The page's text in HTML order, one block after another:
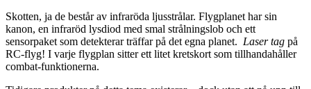
Skotten, ja de består av infraröda ljusstrålar. Flygplanet har sin
kanon, en infraröd lysdiod med smal strålningslob och ett
sensorpaket som detekterar träffar på det egna planet. Laser tag på
RC-flyg! I varje flygplan sitter ett litet kretskort som tillhandahåller
combat-funktionerna.